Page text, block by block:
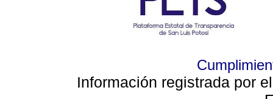
Información registrada por